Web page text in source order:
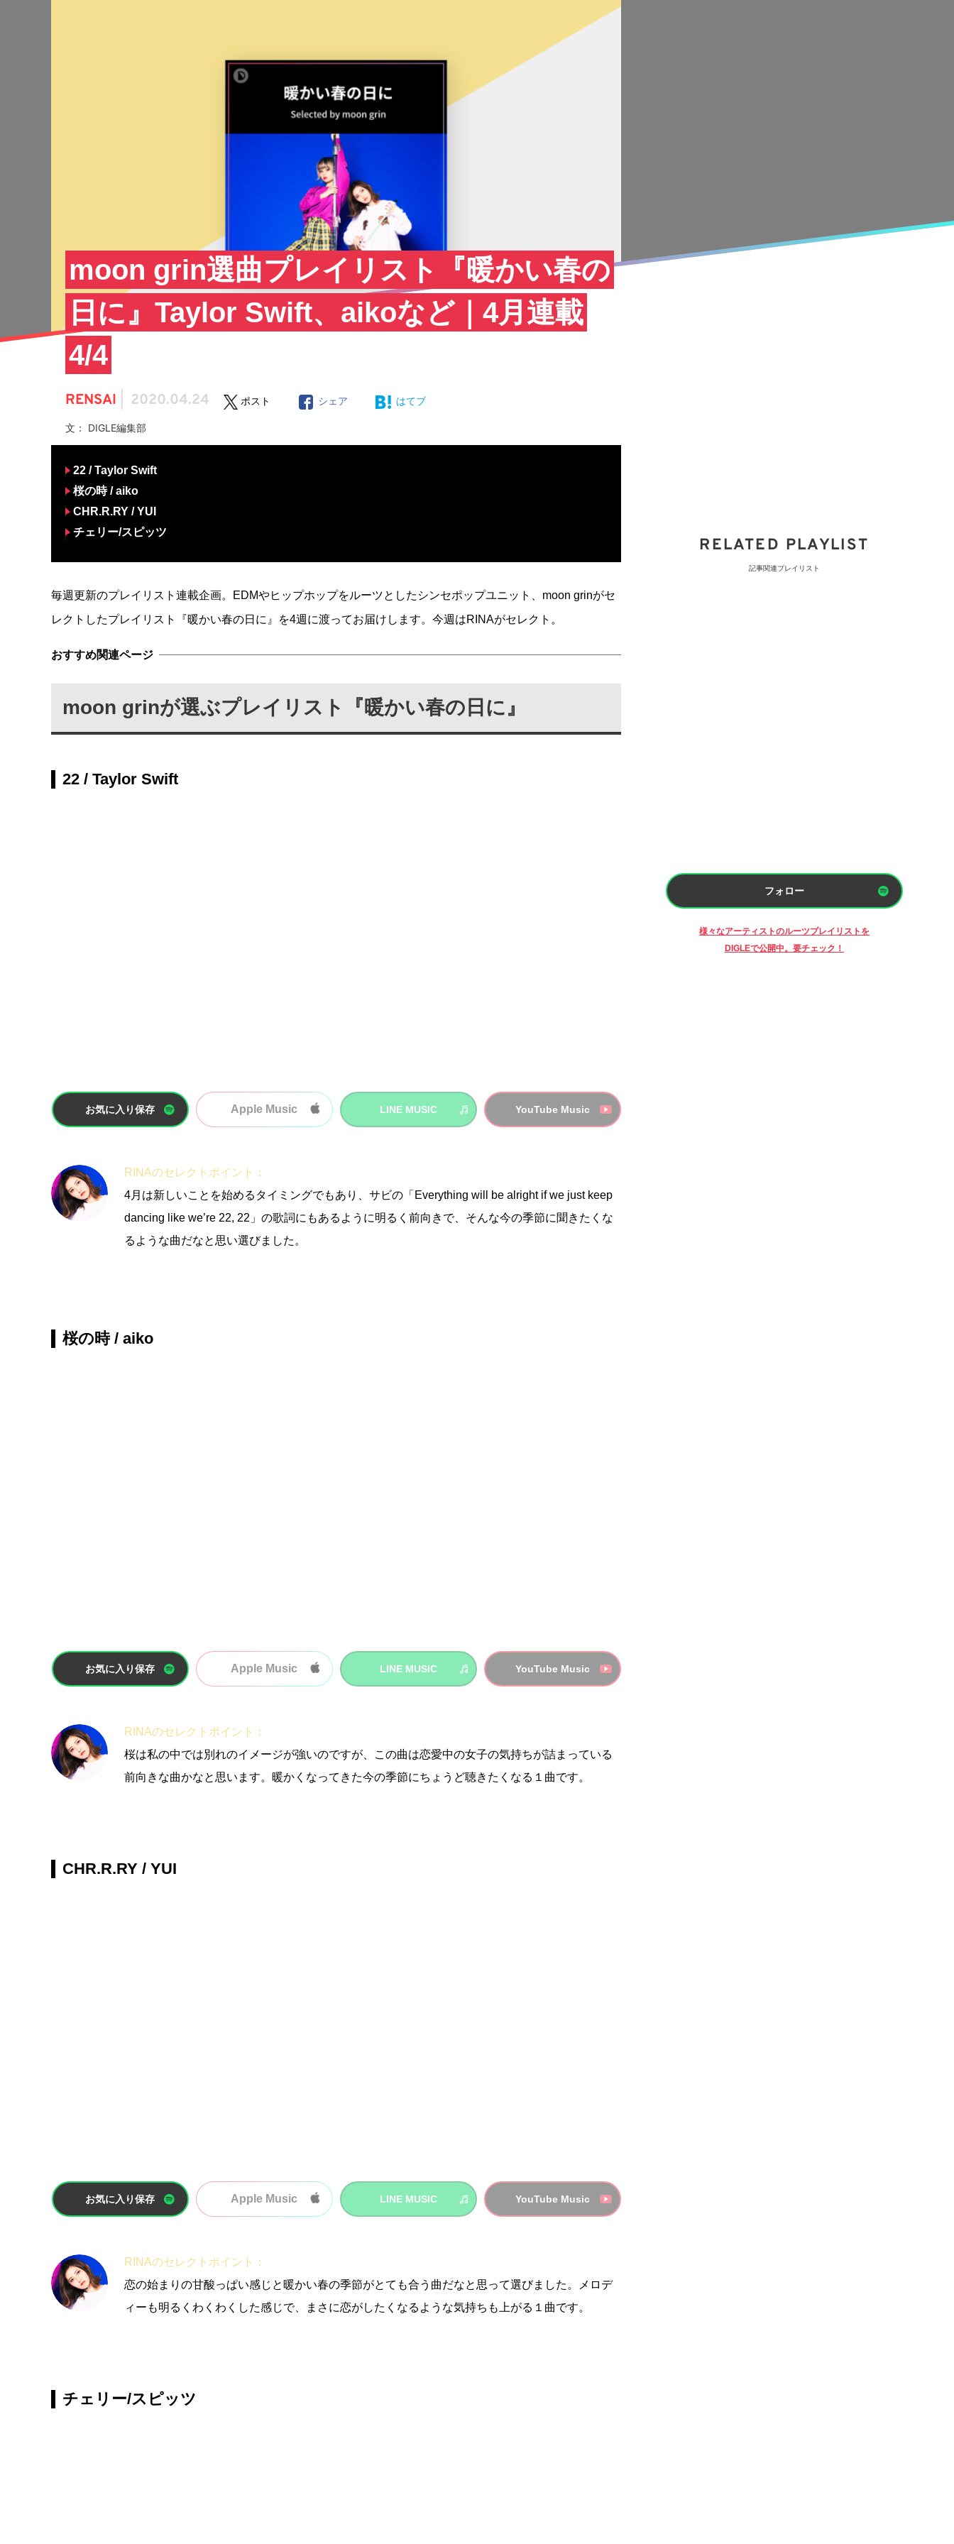
moon grin選曲プレイリスト『暖かい春の
日に』Taylor Swift、aikoなど｜4月連載
4/4
RENSAI 2020.04.24 ポスト シェア はてブ
文： DIGLE編集部
22 / Taylor Swift
桜の時 / aiko
CHR.R.RY / YUI
チェリー/スピッツ
毎週更新のプレイリスト連載企画。EDMやヒップホップをルーツとしたシンセポップユニット、moon grinがセ
レクトしたプレイリスト『暖かい春の日に』を4週に渡ってお届けします。今週はRINAがセレクト。
moon grinが選ぶプレイリスト『暖かい春の日に』
22 / Taylor Swift
お気に入り保存 Apple Music LINE MUSIC YouTube Music
RINAのセレクトポイント：
4月は新しいことを始めるタイミングでもあり、サビの「Everything will be alright if we just keep
dancing like we’re 22, 22」の歌詞にもあるように明るく前向きで、そんな今の季節に聞きたくな
るような曲だなと思い選びました。
桜の時 / aiko
お気に入り保存 Apple Music LINE MUSIC YouTube Music
RINAのセレクトポイント：
桜は私の中では別れのイメージが強いのですが、この曲は恋愛中の女子の気持ちが詰まっている
前向きな曲かなと思います。暖かくなってきた今の季節にちょうど聴きたくなる１曲です。
CHR.R.RY / YUI
お気に入り保存 Apple Music LINE MUSIC YouTube Music
RINAのセレクトポイント：
恋の始まりの甘酸っぱい感じと暖かい春の季節がとても合う曲だなと思って選びました。メロデ
ィーも明るくわくわくした感じで、まさに恋がしたくなるような気持ちも上がる１曲です。
チェリー/スピッツ
RELATED PLAYLIST
記事関連プレイリスト
フォロー
様々なアーティストのルーツプレイリストを
DIGLEで公開中。要チェック！